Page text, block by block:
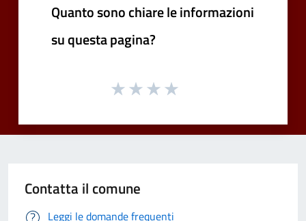
Quanto sono chiare le informazioni
su questa pagina?
Contatta il comune
Leggi le domande frequenti